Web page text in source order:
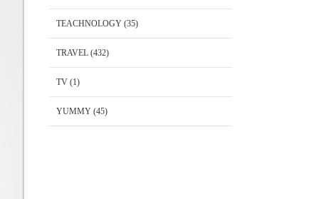
TEACHNOLOGY(35)
TRAVEL(432)
TV(1)
YUMMY(45)